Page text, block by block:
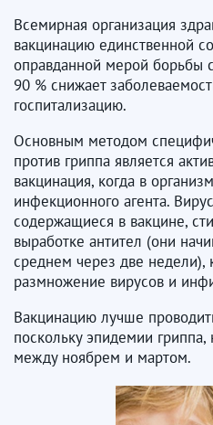
Всемирная организация
вакцинацию единственной
оправданной мерой борьбы
90 % снижает
госпитализацию.
Основным методом
против гриппа является
вакцинация, когда в
инфекционного агента.
содержащиеся в вакцине,
выработке антител (они
среднем через две недели),
размножение вирусов и
Вакцинацию лучше
поскольку эпидемии
между ноябрем и мартом.